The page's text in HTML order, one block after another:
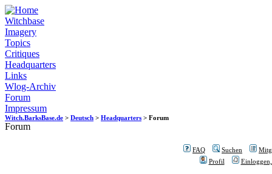
Witchbase
Imagery
Topics
Critiques
Headquarters
Links
Wlog-Archiv
Forum
Impressum
Witch.BarksBase.de > Deutsch > Headquarters > Forum
Forum
FAQ Suchen
Profil